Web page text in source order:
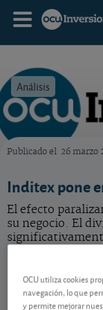
Análisis
Publicado el 26 marzo
Inditex pone
El efecto
su negocio. El
ES0148396007
07/08/2026 Madrid
OCU utiliza cookies
navegación, lo que
y permite mejorar